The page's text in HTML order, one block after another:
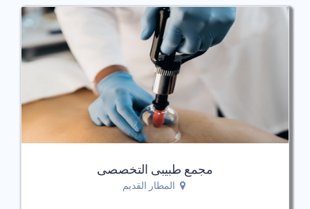
مجمع طبيبى التخصصى
المطار القديم